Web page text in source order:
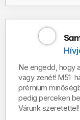
Ne engedd, hogy
vagy zenét! M51
prémium
pedig perceken
Várunk szeretettel!